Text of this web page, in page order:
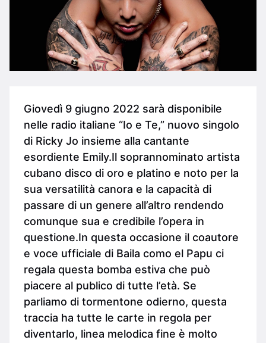
Giovedì 9 giugno 2022 sarà disponibile
nelle radio italiane “Io e Te,” nuovo singolo
di Ricky Jo insieme alla cantante
esordiente Emily.Il soprannominato artista
cubano disco di oro e platino e noto per la
sua versatilità canora e la capacità di
passare di un genere all’altro rendendo
comunque sua e credibile l’opera in
questione.In questa occasione il coautore
e voce ufficiale di Baila como el Papu ci
regala questa bomba estiva che può
piacere al publico di tutte l’età. Se
parliamo di tormentone odierno, questa
traccia ha tutte le carte in regola per
diventarlo, linea melodica fine è molto